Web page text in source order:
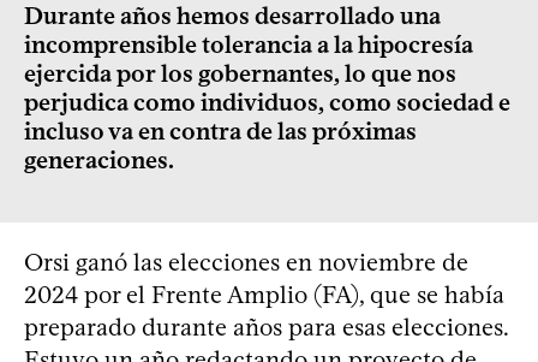
Durante años hemos desarrollado una
incomprensible tolerancia a la hipocresía
ejercida por los gobernantes, lo que nos
perjudica como individuos, como sociedad e
incluso va en contra de las próximas
generaciones.
Orsi ganó las elecciones en noviembre de
2024 por el Frente Amplio (FA), que se había
preparado durante años para esas elecciones.